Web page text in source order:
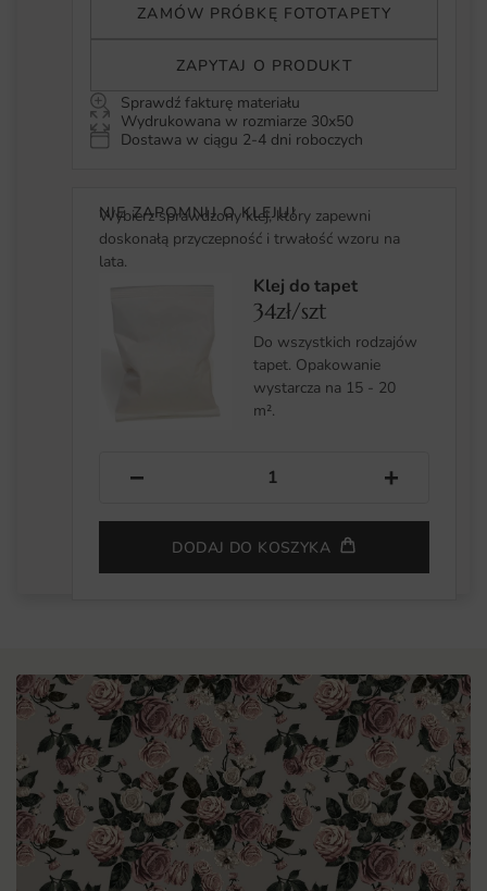
ZAMÓW PRÓBKĘ FOTOTAPETY
ZAPYTAJ O PRODUKT
Sprawdź fakturę materiału
Wydrukowana w rozmiarze 30x50
Dostawa w ciągu 2-4 dni roboczych
NIE ZAPOMNIJ O KLEJU!
Wybierz sprawdzony klej, który zapewni
doskonałą przyczepność i trwałość wzoru na
lata.
Klej do tapet
34zł/szt
Do wszystkich rodzajów
tapet. Opakowanie
wystarcza na 15 - 20
m².
− +
DODAJ DO KOSZYKA